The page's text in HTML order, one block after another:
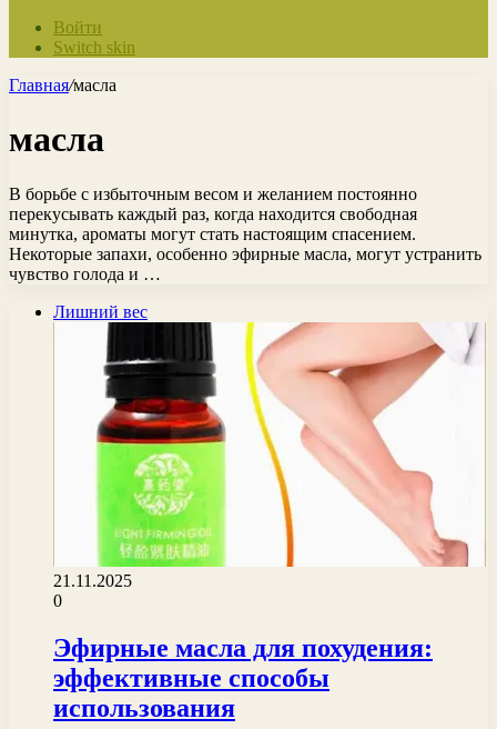
Войти
Switch skin
Главная/масла
масла
В борьбе с избыточным весом и желанием постоянно
перекусывать каждый раз, когда находится свободная
минутка, ароматы могут стать настоящим спасением.
Некоторые запахи, особенно эфирные масла, могут устранить
чувство голода и …
Лишний вес
21.11.2025
0
Эфирные масла для похудения:
эффективные способы
использования